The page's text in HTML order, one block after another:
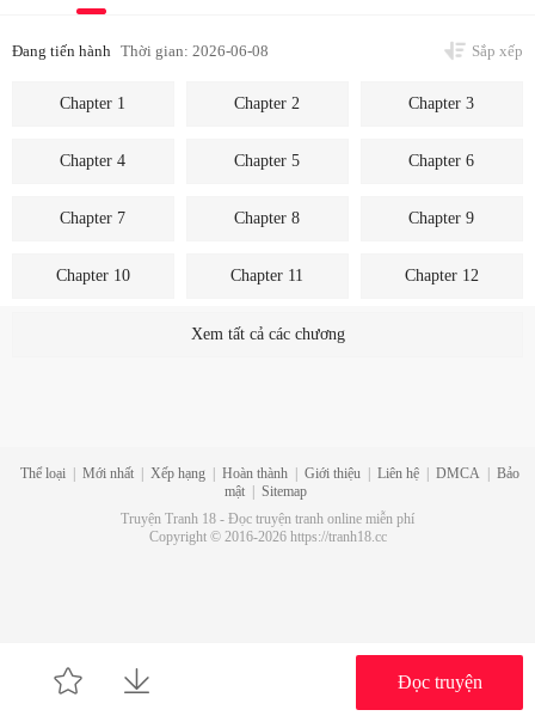
Đang tiến hành Thời gian: 2026-06-08 Sắp xếp
Chapter 1 Chapter 2 Chapter 3
Chapter 4 Chapter 5 Chapter 6
Chapter 7 Chapter 8 Chapter 9
Chapter 10 Chapter 11 Chapter 12
Chapter 14
Đọc truyện
Xem tất cả các chương
Thể loại Mới nhất Xếp hạng Hoàn thành Giới thiệu Liên hệ DMCA
Bảo
mật
Sitemap
Truyện Tranh 18 - Đọc truyện tranh online miễn phí
Copyright © 2016-2026 https://tranh18.cc